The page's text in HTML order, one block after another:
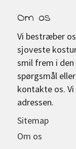
Om os
Vi bestræber
sjoveste
smil frem i
spørgsmål
kontakte os.
adressen.
Sitemap
Om os